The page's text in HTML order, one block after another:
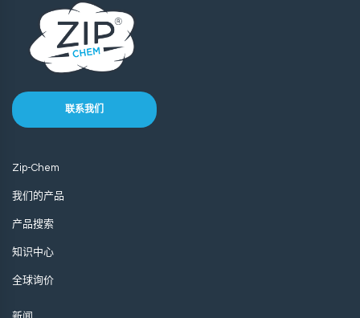
联系我们
Zip-Chem
我们的产品
产品搜索
知识中心
全球询价